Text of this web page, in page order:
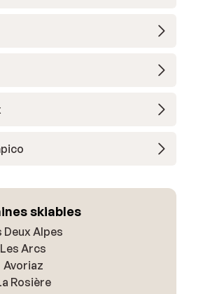
skiables
Deux Alpes
Les Arcs
Avoriaz
Rosière